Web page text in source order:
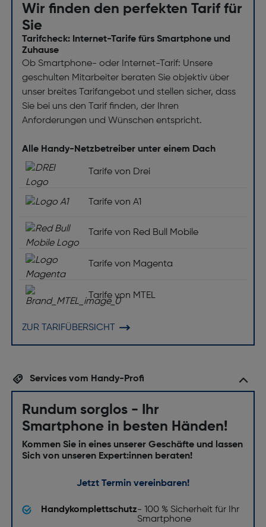
Wir finden den perfekten Tarif für
Sie
Tarifcheck: Internet-Tarife fürs Smartphone und
Zuhause
Ob Smartphone- oder Internet-Tarif: Unsere
geschulten Mitarbeiter beraten Sie objektiv über
unser breites Tarifangebot und stellen sicher, dass
Sie bei uns den Tarif finden, der Ihren
Anforderungen und Wünschen entspricht.
Alle Handy-Netzbetreiber unter einem Dach
Tarife von Drei
Tarife von A1
Tarife von Red Bull Mobile
Tarife von Magenta
Tarife von MTEL
ZUR TARIFÜBERSICHT
Services vom Handy-Profi
Rundum sorglos - Ihr
Smartphone in besten Händen!
Kommen Sie in eines unserer Geschäfte und lassen
Sich von unseren Expert:innen beraten!
Jetzt Termin vereinbaren!
Handykomplettschutz- 100 % Sicherheit für Ihr
Smartphone